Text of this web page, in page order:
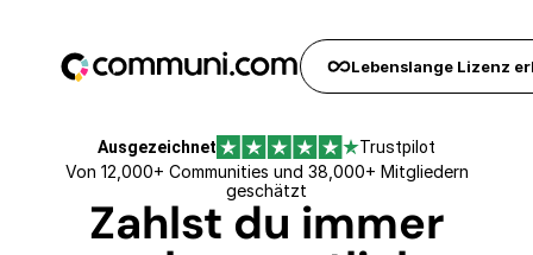
Lebenslange Lizenz
Ausgezeichnet Trustpilot
Von 12,000+ Communities und 38,000+ Mitgliedern
geschätzt
Zahlst du immer